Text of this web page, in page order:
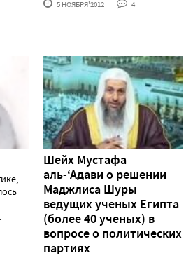
5 НОЯБРЯ'2012 4
Шейх Мустафа
аль-‘Адави о решении
Маджлиса Шуры
ведущих ученых Египта
(более 40 ученых) в
вопросе о политических
партиях